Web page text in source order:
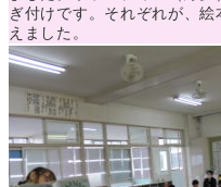
ぎ付けです。それぞれが、
えました。